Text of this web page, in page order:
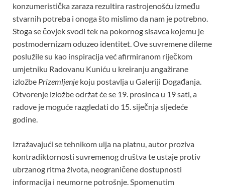
konzumeristička zaraza rezultira rastrojenošću između
stvarnih potreba i onoga što mislimo da nam je potrebno.
Stoga se čovjek svodi tek na pokornog sisavca kojemu je
postmodernizam oduzeo identitet. Ove suvremene dileme
poslužile su kao inspiracija već afirmiranom riječkom
umjetniku Radovanu Kuniću u kreiranju angažirane
izložbe Prizemljenje koju postavlja u Galeriji Događanja.
Otvorenje izložbe održat će se 19. prosinca u 19 sati, a
radove je moguće razgledati do 15. siječnja sljedeće
godine.
Izražavajući se tehnikom ulja na platnu, autor proziva
kontradiktornosti suvremenog društva te ustaje protiv
ubrzanog ritma života, neograničene dostupnosti
informacija i neumorne potrošnje. Spomenutim